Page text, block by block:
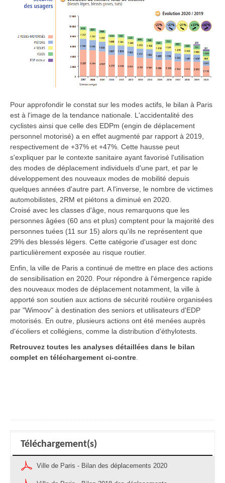
Pour approfondir le constat sur les modes actifs, le bilan à Paris
est à l'image de la tendance nationale. L'accidentalité des
cyclistes ainsi que celle des EDPm (engin de déplacement
personnel motorisé) a en effet augmenté par rapport à 2019,
respectivement de +37% et +47%. Cette hausse peut
s'expliquer par le contexte sanitaire ayant favorisé l'utilisation
des modes de déplacement individuels d'une part, et par le
développement des nouveaux modes de mobilité depuis
quelques années d'autre part. A l'inverse, le nombre de victimes
automobilistes, 2RM et piétons a diminué en 2020.
Croisé avec les classes d'âge, nous remarquons que les
personnes âgées (60 ans et plus) comptent pour la majorité des
personnes tuées (11 sur 15) alors qu'ils ne représentent que
29% des blessés légers. Cette catégorie d'usager est donc
particulièrement exposée au risque routier.
Enfin, la ville de Paris a continué de mettre en place des actions
de sensibilisation en 2020. Pour répondre à l'émergence rapide
des nouveaux modes de déplacement notamment, la ville à
apporté son soutien aux actions de sécurité routière organisées
par "Wimoov" à destination des seniors et utilisateurs d'EDP
motorisés. En outre, plusieurs actions ont été menées auprès
d'écoliers et collégiens, comme la distribution d'éthylotests.
Retrouvez toutes les analyses détaillées dans le bilan
complet en téléchargement ci-contre
Téléchargement(s)
Ville de Paris - Bilan des déplacements 2020